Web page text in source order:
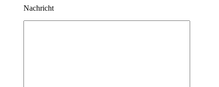
Nachricht